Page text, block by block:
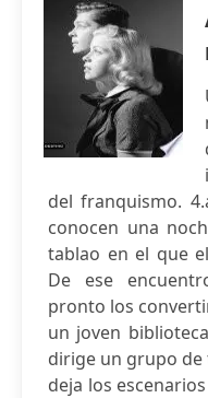
del franquismo.
conocen una
tablao en el que
De ese
pronto los
un joven
dirige un grupo de
deja los